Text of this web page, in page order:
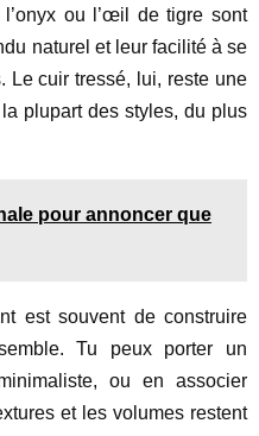
ou l’œil de tigre sont
naturel et leur facilité à se
Le cuir tressé, lui, reste une
plupart des styles, du plus
pour annoncer que
est souvent de construire
Tu peux porter un
ou en associer
et les volumes restent